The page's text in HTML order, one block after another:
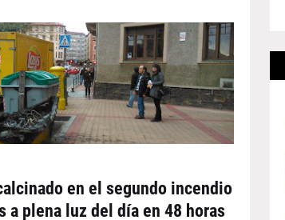
en el segundo incendio
a plena luz del día en 48 horas